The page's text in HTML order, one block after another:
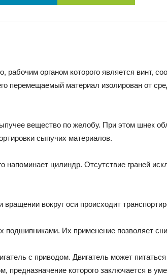
рабочим органом которого является винт,
перемещаемый материал изолирован от
вещество по желобу. При этом шнек
сыпучих материалов.
цилиндр. Отсутствие граней
вокруг оси происходит
Их применение позволяет
с приводом. Двигатель может
предназначение которого заключается в